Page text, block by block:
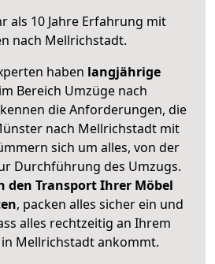
als 10 Jahre Erfahrung mit
nach Mellrichstadt.
haben langjährige
im Bereich Umzüge nach
die Anforderungen, die
nach Mellrichstadt mit
sich um alles, von der
Durchführung des Umzugs.
den Transport Ihrer Möbel
, packen alles sicher ein und
alles rechtzeitig an Ihrem
Mellrichstadt ankommt.